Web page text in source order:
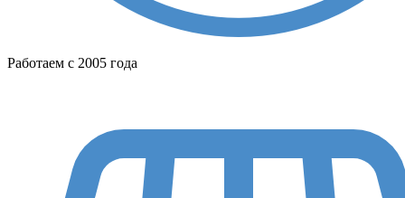
Работаем с 2005 года